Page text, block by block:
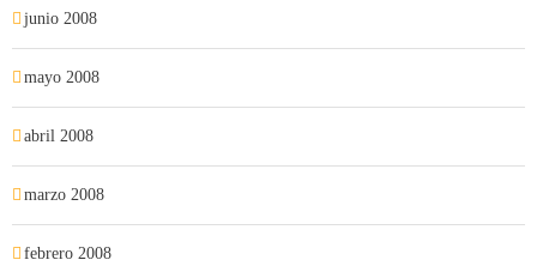
junio 2008
mayo 2008
abril 2008
marzo 2008
febrero 2008